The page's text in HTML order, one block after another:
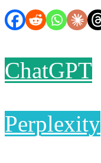
ChatGPT
Perplexity